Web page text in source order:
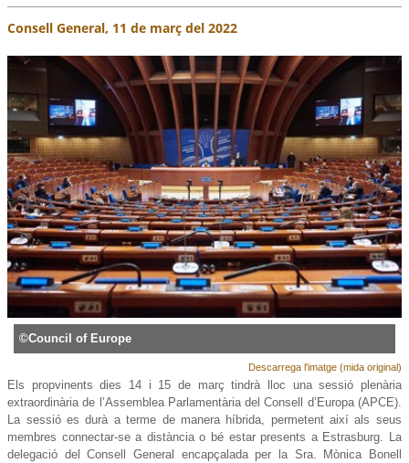
Consell General, 11 de març del 2022
©Council of Europe
Descarrega l'imatge (mida original)
Els propvinents dies 14 i 15 de març tindrà lloc una sessió plenària
extraordinària de l’Assemblea Parlamentària del Consell d’Europa (APCE).
La sessió es durà a terme de manera híbrida, permetent així als seus
membres connectar-se a distància o bé estar presents a Estrasburg. La
delegació del Consell General encapçalada per la Sra. Mònica Bonell